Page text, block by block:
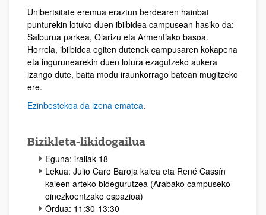
Unibertsitate eremua eraztun berdearen hainbat
punturekin lotuko duen ibilbidea campusean hasiko da:
Salburua parkea, Olarizu eta Armentiako basoa.
Horrela, ibilbidea egiten dutenek campusaren kokapena
eta ingurunearekin duen lotura ezagutzeko aukera
izango dute, baita modu iraunkorrago batean mugitzeko
ere.
Ezinbestekoa da izena ematea.
Bizikleta-likidogailua
Eguna: irailak 18
Lekua: Julio Caro Baroja kalea eta René Cassín
kaleen arteko bidegurutzea (Arabako campuseko
oinezkoentzako espazioa)
Ordua: 11:30-13:30